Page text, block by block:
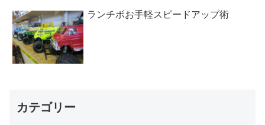
ランチボお手軽スピードアップ術
カテゴリー